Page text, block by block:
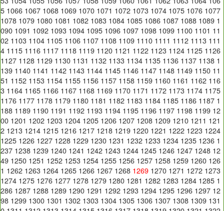
5 1066 1067 1068 1069 1070 1071 1072 1073 1074 1075 1076 1077
1078 1079 1080 1081 1082 1083 1084 1085 1086 1087 1088 1089 1
090 1091 1092 1093 1094 1095 1096 1097 1098 1099 1100 1101 11
02 1103 1104 1105 1106 1107 1108 1109 1110 1111 1112 1113 111
4 1115 1116 1117 1118 1119 1120 1121 1122 1123 1124 1125 1126
1127 1128 1129 1130 1131 1132 1133 1134 1135 1136 1137 1138 1
139 1140 1141 1142 1143 1144 1145 1146 1147 1148 1149 1150 11
51 1152 1153 1154 1155 1156 1157 1158 1159 1160 1161 1162 116
3 1164 1165 1166 1167 1168 1169 1170 1171 1172 1173 1174 1175
1176 1177 1178 1179 1180 1181 1182 1183 1184 1185 1186 1187 1
188 1189 1190 1191 1192 1193 1194 1195 1196 1197 1198 1199 12
00 1201 1202 1203 1204 1205 1206 1207 1208 1209 1210 1211 121
2 1213 1214 1215 1216 1217 1218 1219 1220 1221 1222 1223 1224
1225 1226 1227 1228 1229 1230 1231 1232 1233 1234 1235 1236 1
237 1238 1239 1240 1241 1242 1243 1244 1245 1246 1247 1248 12
49 1250 1251 1252 1253 1254 1255 1256 1257 1258 1259 1260 126
1 1262 1263 1264 1265 1266 1267 1268 1269 1270 1271 1272 1273
1274 1275 1276 1277 1278 1279 1280 1281 1282 1283 1284 1285 1
286 1287 1288 1289 1290 1291 1292 1293 1294 1295 1296 1297 12
98 1299 1300 1301 1302 1303 1304 1305 1306 1307 1308 1309 131